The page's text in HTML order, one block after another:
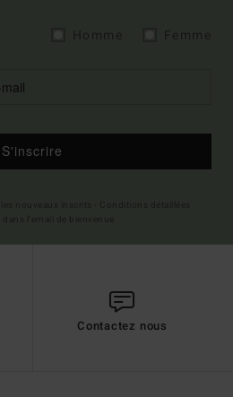
S'inscrire
Contactez nous